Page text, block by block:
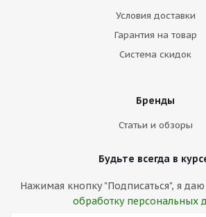
Условия доставки
Гарантия на товар
Система скидок
Бренды
Статьи и обзоры
Будьте всегда в
Нажимая кнопку "Подписаться", я
обработку персональных